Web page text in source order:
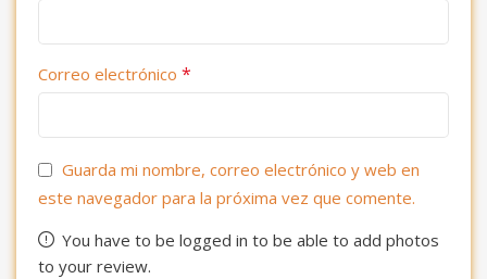
Correo electrónico *
Guarda mi nombre, correo electrónico y web en
este navegador para la próxima vez que comente.
You have to be logged in to be able to add photos
to your review.